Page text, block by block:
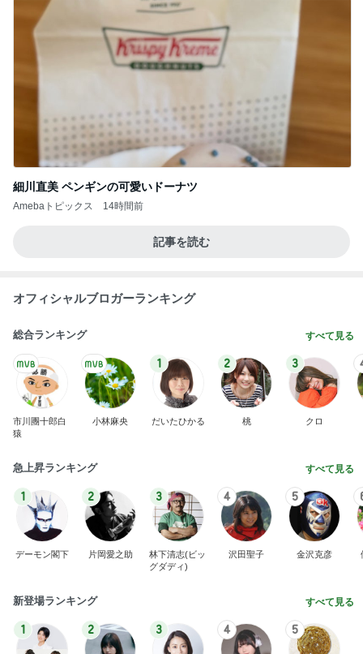
細川直美 ペンギンの可愛いドーナツ
Amebaトピックス 14時間前
記事を読む
オフィシャルブロガーランキング
総合ランキング すべて見る
市川團十郎白
猿
小林麻央
1
だいたひかる
2
桃
3
クロ
急上昇ランキング すべて見る
1
デーモン閣下
2
片岡愛之助
3
林下清志(ビッ
グダディ)
4
沢田聖子
5
金沢克彦
新登場ランキング すべて見る
1 2 3 4 5